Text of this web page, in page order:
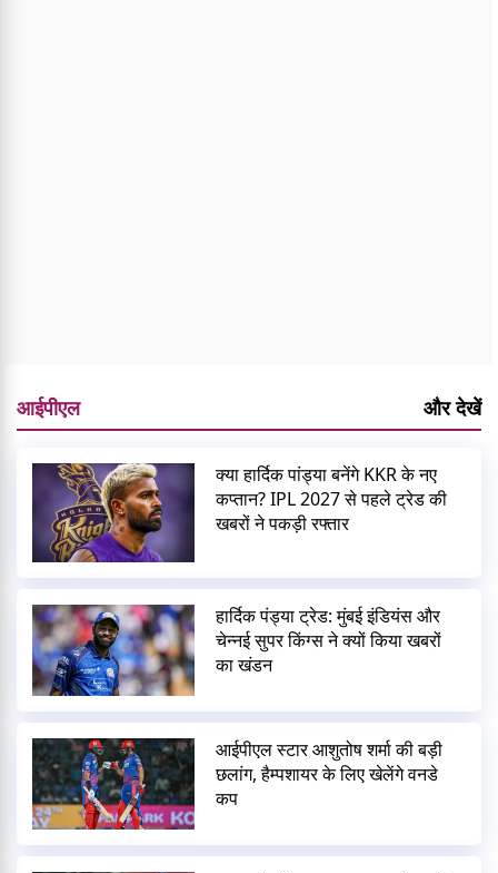
आईपीएल और देखें
क्या हार्दिक पांड्या बनेंगे KKR के नए
कप्तान? IPL 2027 से पहले ट्रेड की
खबरों ने पकड़ी रफ्तार
हार्दिक पंड्या ट्रेड: मुंबई इंडियंस और
चेन्नई सुपर किंग्स ने क्यों किया खबरों
का खंडन
आईपीएल स्टार आशुतोष शर्मा की बड़ी
छलांग, हैम्पशायर के लिए खेलेंगे वनडे
कप